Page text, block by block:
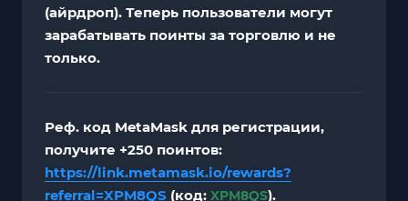
(айрдроп). Теперь пользователи могут
зарабатывать поинты за торговлю и не
только.
Реф. код MetaMask для регистрации,
получите +250 поинтов:
https://link.metamask.io/rewards?
referral=XPM8QS (код: XPM8QS).